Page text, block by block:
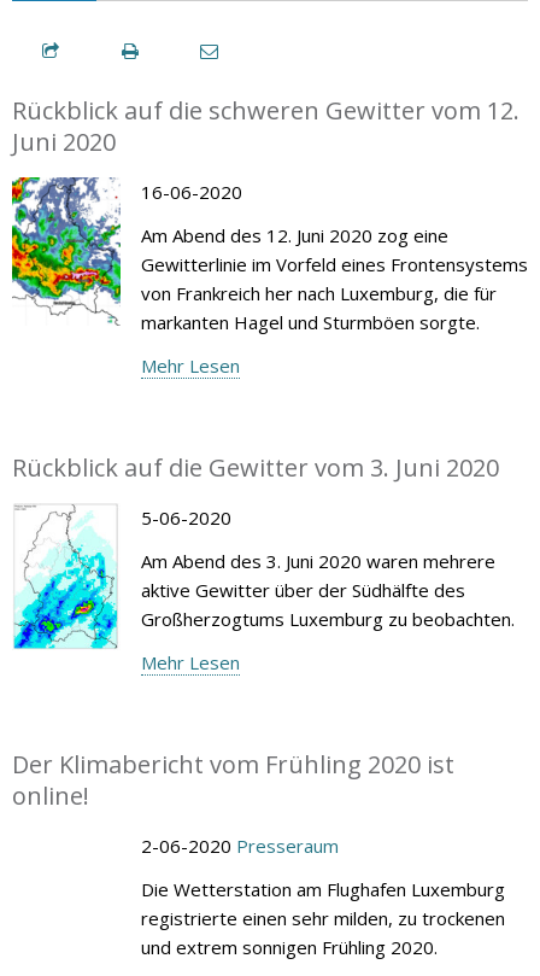
Rückblick auf die schweren Gewitter vom 12.
Juni 2020
16-06-2020
Am Abend des 12. Juni 2020 zog eine
Gewitterlinie im Vorfeld eines Frontensystems
von Frankreich her nach Luxemburg, die für
markanten Hagel und Sturmböen sorgte.
Mehr Lesen
Rückblick auf die Gewitter vom 3. Juni 2020
5-06-2020
Am Abend des 3. Juni 2020 waren mehrere
aktive Gewitter über der Südhälfte des
Großherzogtums Luxemburg zu beobachten.
Mehr Lesen
Der Klimabericht vom Frühling 2020 ist
online!
2-06-2020 Presseraum
Die Wetterstation am Flughafen Luxemburg
registrierte einen sehr milden, zu trockenen
und extrem sonnigen Frühling 2020.